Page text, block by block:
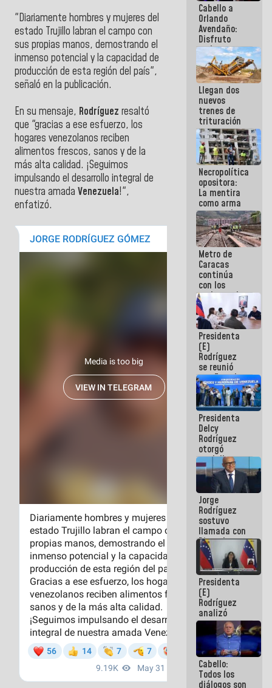
"Diariamente hombres y mujeres del
estado Trujillo labran el campo con
sus propias manos, demostrando el
inmenso potencial y la capacidad de
producción de esta región del país",
señaló en la publicación.
En su mensaje, Rodríguez resaltó
que "gracias a ese esfuerzo, los
hogares venezolanos reciben
alimentos frescos, sanos y de la
más alta calidad. ¡Seguimos
impulsando el desarrollo integral de
nuestra amada Venezuela!",
enfatizó.
Cabello a
Orlando
Avendaño:
Disfruto
cada vez
que escribes
porque lo
que haces
es
embarrarla
Llegan dos
nuevos
trenes de
trituración
para
optimizar
manejo de
escombros
en La Guaira
Necropolítica
opositora:
La mentira
como arma
contra el
Pueblo
Metro de
Caracas
continúa
con los
trabajos de
mantenimiento
e inspección
en la Línea 2
Presidenta
(E)
Rodríguez
se reunió
con Estado
Mayor
Eléctrico
para
abordar
planes de
acción
Presidenta
Delcy
Rodríguez
otorgó
medalla
"Héroe de
Venezuela"
a servidores
públicos
Jorge
Rodríguez
sostuvo
llamada con
Dinorah
Figuera y
acuerdan
primer
encuentro
presencial
para el
diálogo
Presidenta
(E)
Rodríguez
analizó
junto a
gobernadores
planes de
recuperación
del Sistema
Eléctrico
Cabello:
Todos los
diálogos son